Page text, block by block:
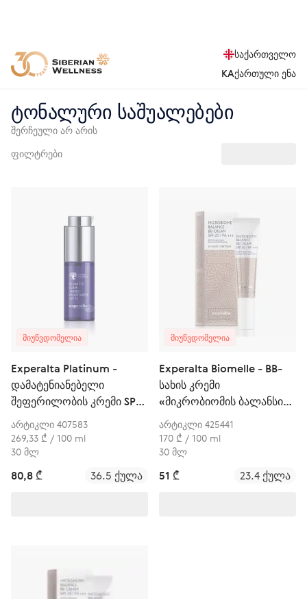
საქართველო
KAქართული ენა
ტონალური საშუალებები
შერჩეული არ არის
ფილტრები
ᲛᲘᲣᲬᲕᲓᲝᲛᲔᲚᲘᲐ
Experalta Platinum -
დამატენიანებელი
შეფერილობის კრემი SPF
15 (მსუბუქი)
არტიკლი 407583
269,33 ₾ / 100 ml
30 მლ
80,8 ₾ 36.5 ქულა
ᲛᲘᲣᲬᲕᲓᲝᲛᲔᲚᲘᲐ
Experalta Biomelle - BB-
სახის კრემი
«მიკრობიომის ბალანსი»
SPF 20 / PA+++ (01 Light)
არტიკლი 425441
170 ₾ / 100 ml
30 მლ
51 ₾ 23.4 ქულა